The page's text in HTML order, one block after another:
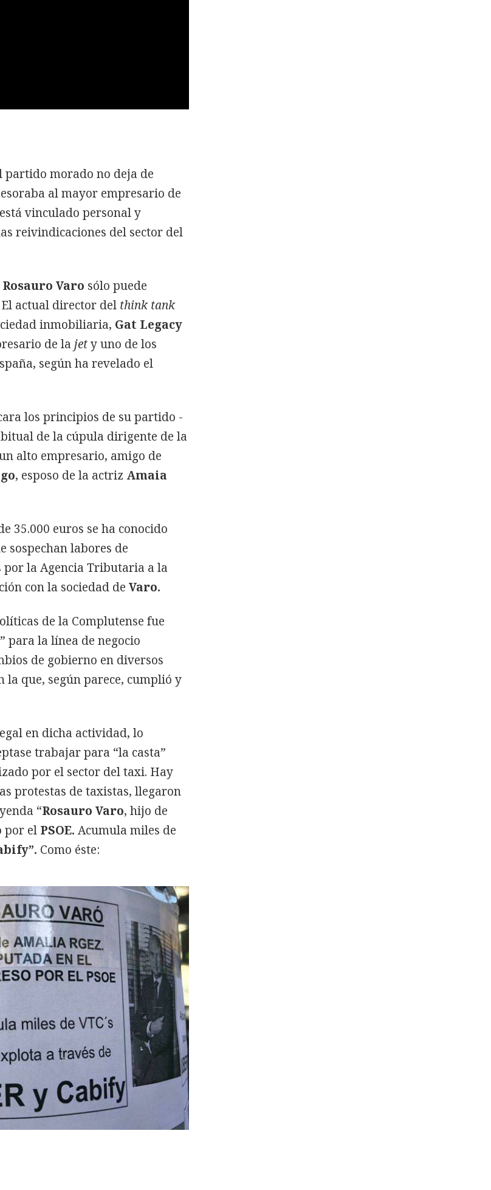
partido morado no deja de
al mayor empresario de
vinculado personal y
reivindicaciones del sector del
Rosauro Varo sólo puede
actual director del think tank
inmobiliaria, Gat Legacy
de la jety uno de los
según ha revelado el
los principios de su partido -
de la cúpula dirigente de la
alto empresario, amigo de
, esposo de la actriz Amaia
35.000 euros se ha conocido
sospechan labores de
la Agencia Tributaria a la
con la sociedad de Varo.
de la Complutense fue
para la línea de negocio
de gobierno en diversos
la que, según parece, cumplió y
en dicha actividad, lo
trabajar para “la casta”
por el sector del taxi. Hay
protestas de taxistas, llegaron
“Rosauro Varo, hijo de
por el PSOE. Acumula miles de
Como éste: